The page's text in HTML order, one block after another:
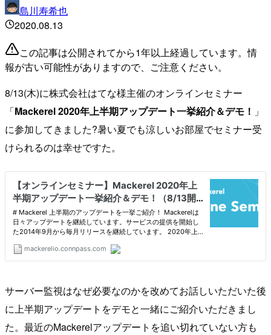
島川寿希也
2020.08.13
この記事は公開されてから1年以上経過しています。情
報が古い可能性がありますので、ご注意ください。
8/13(木)に株式会社はてな様主催のオンラインセミナー
「Mackerel 2020年上半期アップデート一挙紹介＆デモ！ 」
に参加してきました?暑い夏でも涼しいお部屋でセミナー受
けられるのは幸せですた。
サーバー監視はなぜ必要なのかを改めてお話しいただいた後
に上半期アップデートをデモと一緒にご紹介いただきまし
た。最近のMackerelアップデートを追い切れていない方も